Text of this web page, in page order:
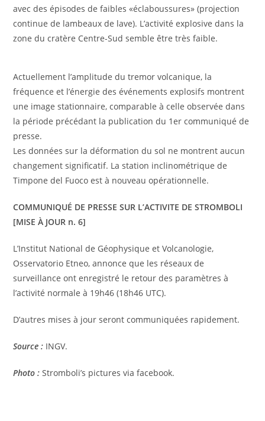
avec des épisodes de faibles «éclaboussures» (projection
continue de lambeaux de lave). L’activité explosive dans la
zone du cratère Centre-Sud semble être très faible.
Actuellement l’amplitude du tremor volcanique, la
fréquence et l’énergie des événements explosifs montrent
une image stationnaire, comparable à celle observée dans
la période précédant la publication du 1er communiqué de
presse.
Les données sur la déformation du sol ne montrent aucun
changement significatif. La station inclinométrique de
Timpone del Fuoco est à nouveau opérationnelle.
COMMUNIQUÉ DE PRESSE SUR L’ACTIVITE DE STROMBOLI
[MISE À JOUR n. 6]
L’Institut National de Géophysique et Volcanologie,
Osservatorio Etneo, annonce que les réseaux de
surveillance ont enregistré le retour des paramètres à
l’activité normale à 19h46 (18h46 UTC).
D’autres mises à jour seront communiquées rapidement.
Source : INGV.
Photo : Stromboli’s pictures via facebook.